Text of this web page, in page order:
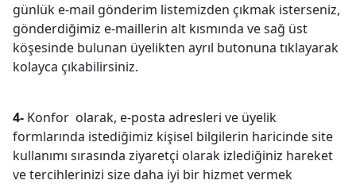
günlük e-mail gönderim listemizden çıkmak isterseniz,
gönderdiğimiz e-maillerin alt kısmında ve sağ üst
köşesinde bulunan üyelikten ayrıl butonuna tıklayarak
kolayca çıkabilirsiniz.
4- Konfor olarak, e-posta adresleri ve üyelik
formlarında istediğimiz kişisel bilgilerin haricinde site
kullanımı sırasında ziyaretçi olarak izlediğiniz hareket
ve tercihlerinizi size daha iyi bir hizmet vermek